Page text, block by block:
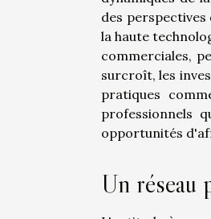
des
la haute
commerciales,
surcroît, les
pratiques
professionnels
opportunités
Un réseau